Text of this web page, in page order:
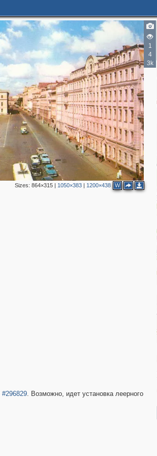
1
4
3k
Sizes: 864×315| 1050×383| 1200×438 W
2
2
4
2
#296829. Возможно, идет установка леерного